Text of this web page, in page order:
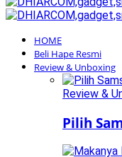
HOME
Beli Hape Resmi
Review & Unboxing
Review &
Pilih